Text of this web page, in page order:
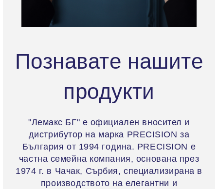
Познавате нашите
продукти
"Лемакс БГ" е официален вносител и
дистрибутор на марка PRECISION за
България от 1994 година. PRECISION е
частна семейна компания, основана през
1974 г. в Чачак, Сърбия, специализирана в
производството на елегантни и